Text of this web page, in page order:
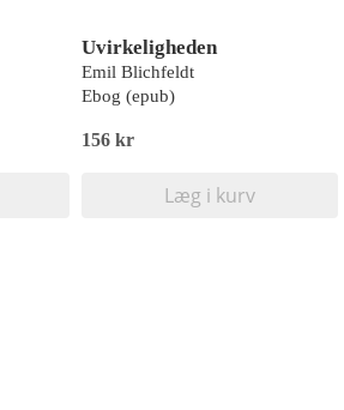
Uvirkeligheden
Emil Blichfeldt
Ebog (epub)
156 kr
Læg i kurv